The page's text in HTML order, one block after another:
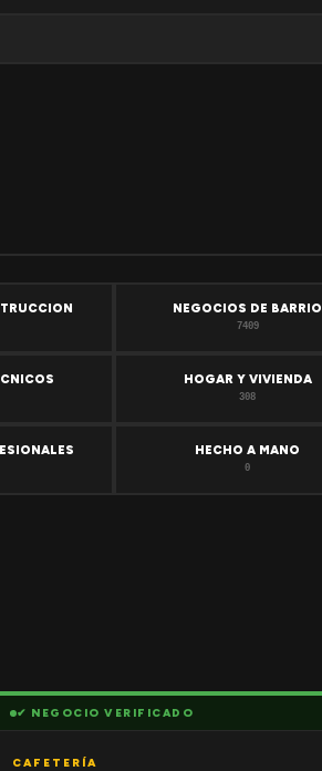
NEGOCIOS DE BARRIO
7409
HOGAR Y VIVIENDA
308
HECHO A MANO
0
✔ NEGOCIO VERIFICADO
CAFETERÍA